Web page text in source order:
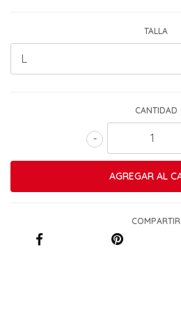
TALLA
CANTIDAD
-
COMPARTIR